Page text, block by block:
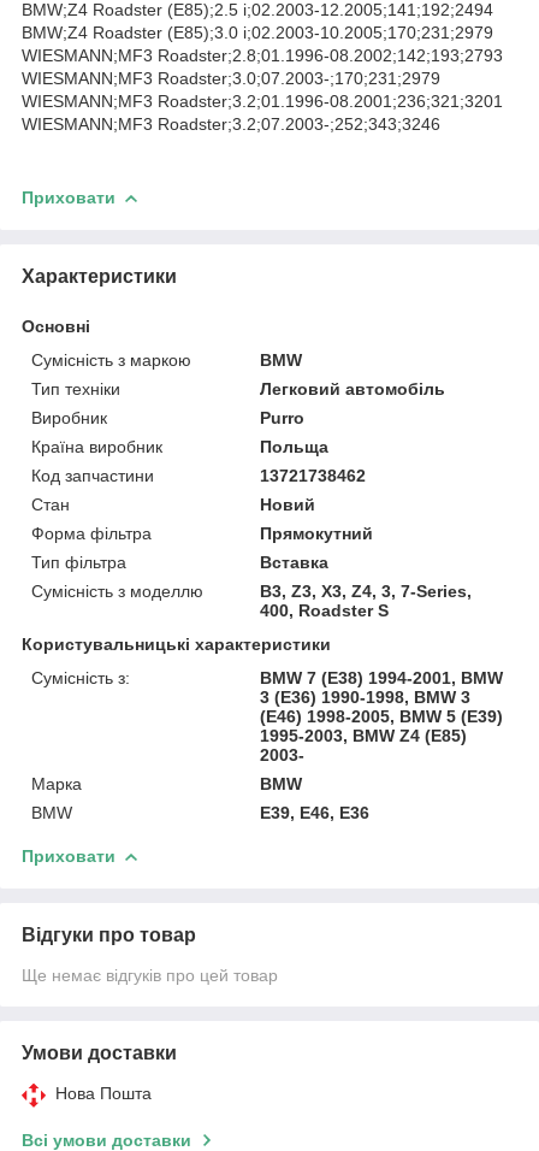
BMW;Z4 Roadster (E85);2.5 i;02.2003-12.2005;141;192;2494
BMW;Z4 Roadster (E85);3.0 i;02.2003-10.2005;170;231;2979
WIESMANN;MF3 Roadster;2.8;01.1996-08.2002;142;193;2793
WIESMANN;MF3 Roadster;3.0;07.2003-;170;231;2979
WIESMANN;MF3 Roadster;3.2;01.1996-08.2001;236;321;3201
WIESMANN;MF3 Roadster;3.2;07.2003-;252;343;3246
Приховати
Характеристики
Основні
Сумісність з маркою
BMW
Тип техніки
Легковий автомобіль
Виробник
Purro
Країна виробник
Польща
Код запчастини
13721738462
Стан
Новий
Форма фільтра
Прямокутний
Тип фільтра
Вставка
Сумісність з моделлю
B3, Z3, X3, Z4, 3, 7-Series,
400, Roadster S
Користувальницькі характеристики
Сумісність з:
BMW 7 (E38) 1994-2001, BMW
3 (E36) 1990-1998, BMW 3
(E46) 1998-2005, BMW 5 (E39)
1995-2003, BMW Z4 (E85)
2003-
Марка
BMW
BMW
E39, E46, E36
Приховати
Відгуки про товар
Ще немає відгуків про цей товар
Умови доставки
Нова Пошта
Всі умови доставки